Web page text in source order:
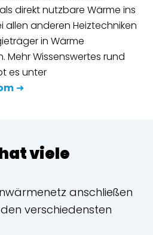
direkt nutzbare Wärme ins
allen anderen Heiztechniken
in Wärme
Wissenswertes rund
es unter
➜
viele
anschließen
verschiedensten